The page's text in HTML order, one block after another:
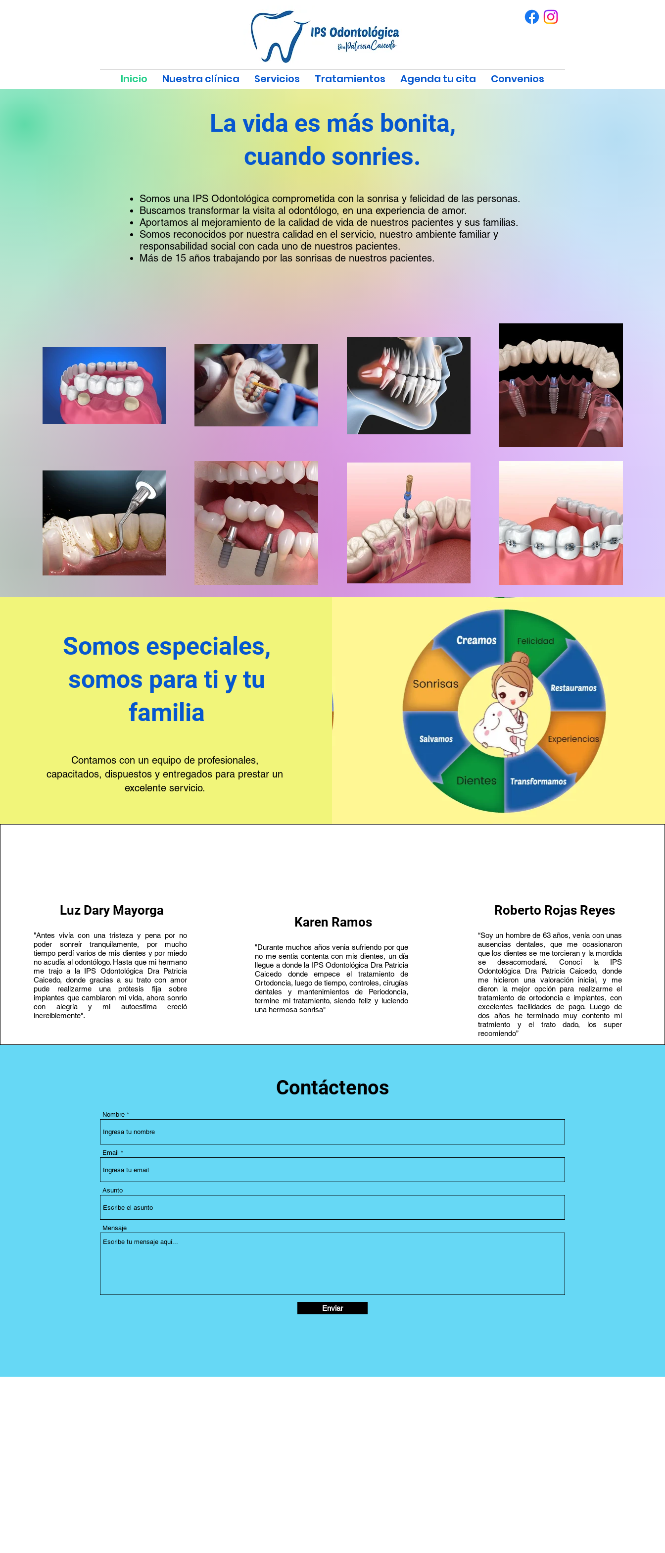
Inicio Nuestra clínica Servicios Tratamientos Agenda tu cita Convenios
La vida es más bonita,
cuando sonries.
Somos una IPS Odontológica comprometida con la sonrisa y felicidad de las personas.
Buscamos transformar la visita al odontólogo, en una experiencia de amor.
Aportamos al mejoramiento de la calidad de vida de nuestros pacientes y sus familias.
Somos reconocidos por nuestra calidad en el servicio, nuestro ambiente familiar y
responsabilidad social con cada uno de nuestros pacientes.
Más de 15 años trabajando por las sonrisas de nuestros pacientes.
Somos especiales,
somos para ti y tu
familia
Contamos con un equipo de profesionales,
capacitados, dispuestos y entregados para prestar un
excelente servicio.
Luz Dary Mayorga
"Antes vivía con una tristeza y pena por no
poder sonreír tranquilamente, por mucho
tiempo perdí varios de mis dientes y por miedo
no acudía al odontólogo. Hasta que mi hermano
me trajo a la IPS Odontológica Dra Patricia
Caicedo, donde gracias a su trato con amor
pude realizarme una prótesis fija sobre
implantes que cambiaron mi vida, ahora sonrío
con alegría y mi autoestima creció
increíblemente".
Karen Ramos
"Durante muchos años venia sufriendo por que
no me sentia contenta con mis dientes, un día
llegue a donde la IPS Odontológica Dra Patricia
Caicedo donde empece el tratamiento de
Ortodoncia, luego de tiempo, controles, cirugías
dentales y mantenimientos de Periodoncia,
termine mi tratamiento, siendo feliz y luciendo
una hermosa sonrisa"
Roberto Rojas Reyes
“Soy un hombre de 63 años, venía con unas
ausencias dentales, que me ocasionaron
que los dientes se me torcieran y la mordida
se desacomodará. Conocí la IPS
Odontológica Dra Patricia Caicedo, donde
me hicieron una valoración inicial, y me
dieron la mejor opción para realizarme el
tratamiento de ortodoncia e implantes, con
excelentes facilidades de pago. Luego de
dos años he terminado muy contento mi
tratmiento y el trato dado, los super
recomiendo”
Contáctenos
Nombre
Email
Asunto
Mensaje
Enviar